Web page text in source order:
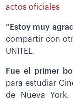
actos oficiales
“Estoy muy
compartir con
UNITEL.
Fue el primer
para estudiar
de Nueva